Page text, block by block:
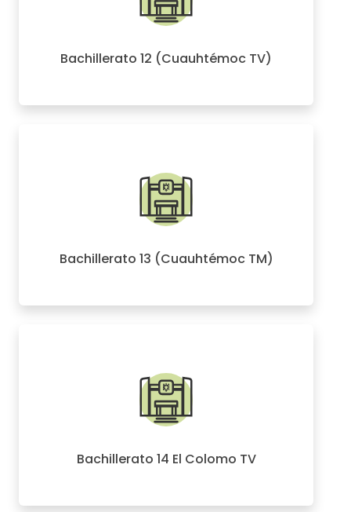
Bachillerato 12 (Cuauhtémoc TV)
Bachillerato 13 (Cuauhtémoc TM)
Bachillerato 14 El Colomo TV